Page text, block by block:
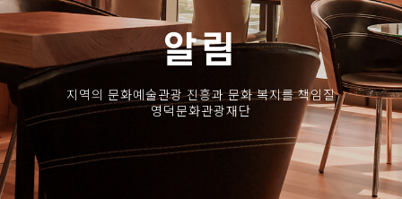
알림
지역의 문화예술관광 진흥과 문화 복지를 책임질
영덕문화관광재단